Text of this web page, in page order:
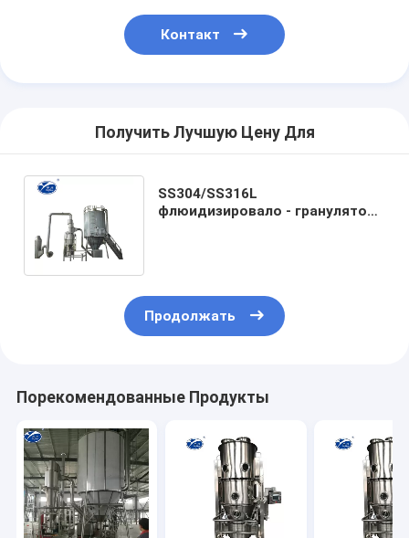
Контакт
Получить Лучшую Цену Для
SS304/SS316L
флюидизировало - гранулятор
Продолжать
Порекомендованные Продукты